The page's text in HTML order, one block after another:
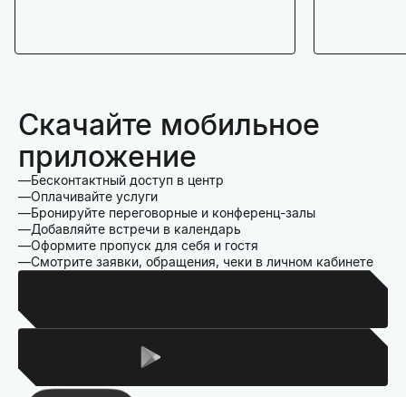
Скачайте мобильное
приложение
Бесконтактный доступ в центр
Оплачивайте услуги
Бронируйте переговорные и конференц-залы
Добавляйте встречи в календарь
Оформите пропуск для себя и гостя
Смотрите заявки, обращения, чеки в личном кабинете